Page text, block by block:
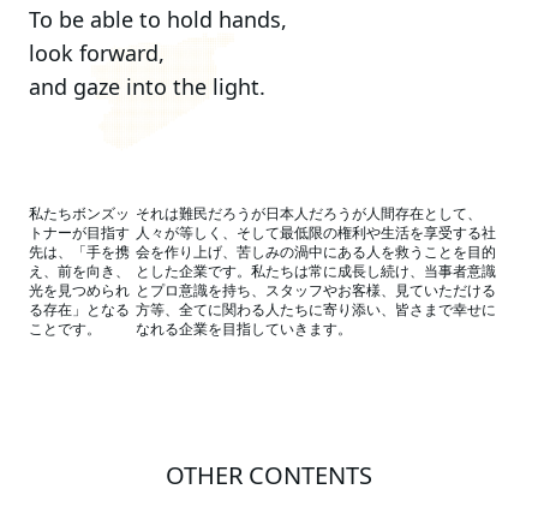
To be able to hold hands,
look forward,
and gaze into the light.
私たちボンズッ
トナーが⽬指す
先は、「⼿を携
え、前を向き、
光を⾒つめられ
る存在」となる
ことです。
それは難⺠だろうが⽇本⼈だろうが⼈間存在として、
⼈々が等しく、そして最低限の権利や⽣活を享受する社
会を作り上げ、苦しみの渦中にある⼈を救うことを⽬的
とした企業です。私たちは常に成⻑し続け、当事者意識
とプロ意識を持ち、スタッフやお客様、⾒ていただける
⽅等、全てに関わる⼈たちに寄り添い、皆さまで幸せに
なれる企業を⽬指していきます。
OTHER CONTENTS